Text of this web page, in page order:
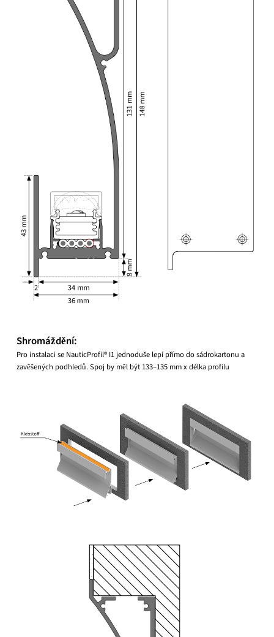
Shromáždění:
Pro instalaci se NauticProfil® I1 jednoduše lepí přímo do sádrokartonu a
zavěšených podhledů. Spoj by měl být 133–135 mm x délka profilu